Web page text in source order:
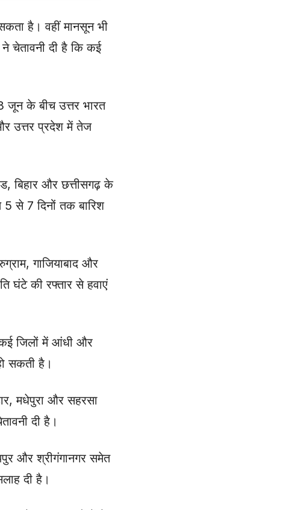
है। वहीं मानसून भी
चेतावनी दी है कि कई
जून के बीच उत्तर भारत
उत्तर प्रदेश में तेज
बिहार और छत्तीसगढ़ के
से 7 दिनों तक बारिश
गाजियाबाद और
घंटे की रफ्तार से हवाएं
कई जिलों में आंधी और
सकती है।
मधेपुरा और सहरसा
दी है।
और श्रीगंगानगर समेत
दी है।